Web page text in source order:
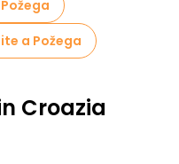
a Požega
Croazia